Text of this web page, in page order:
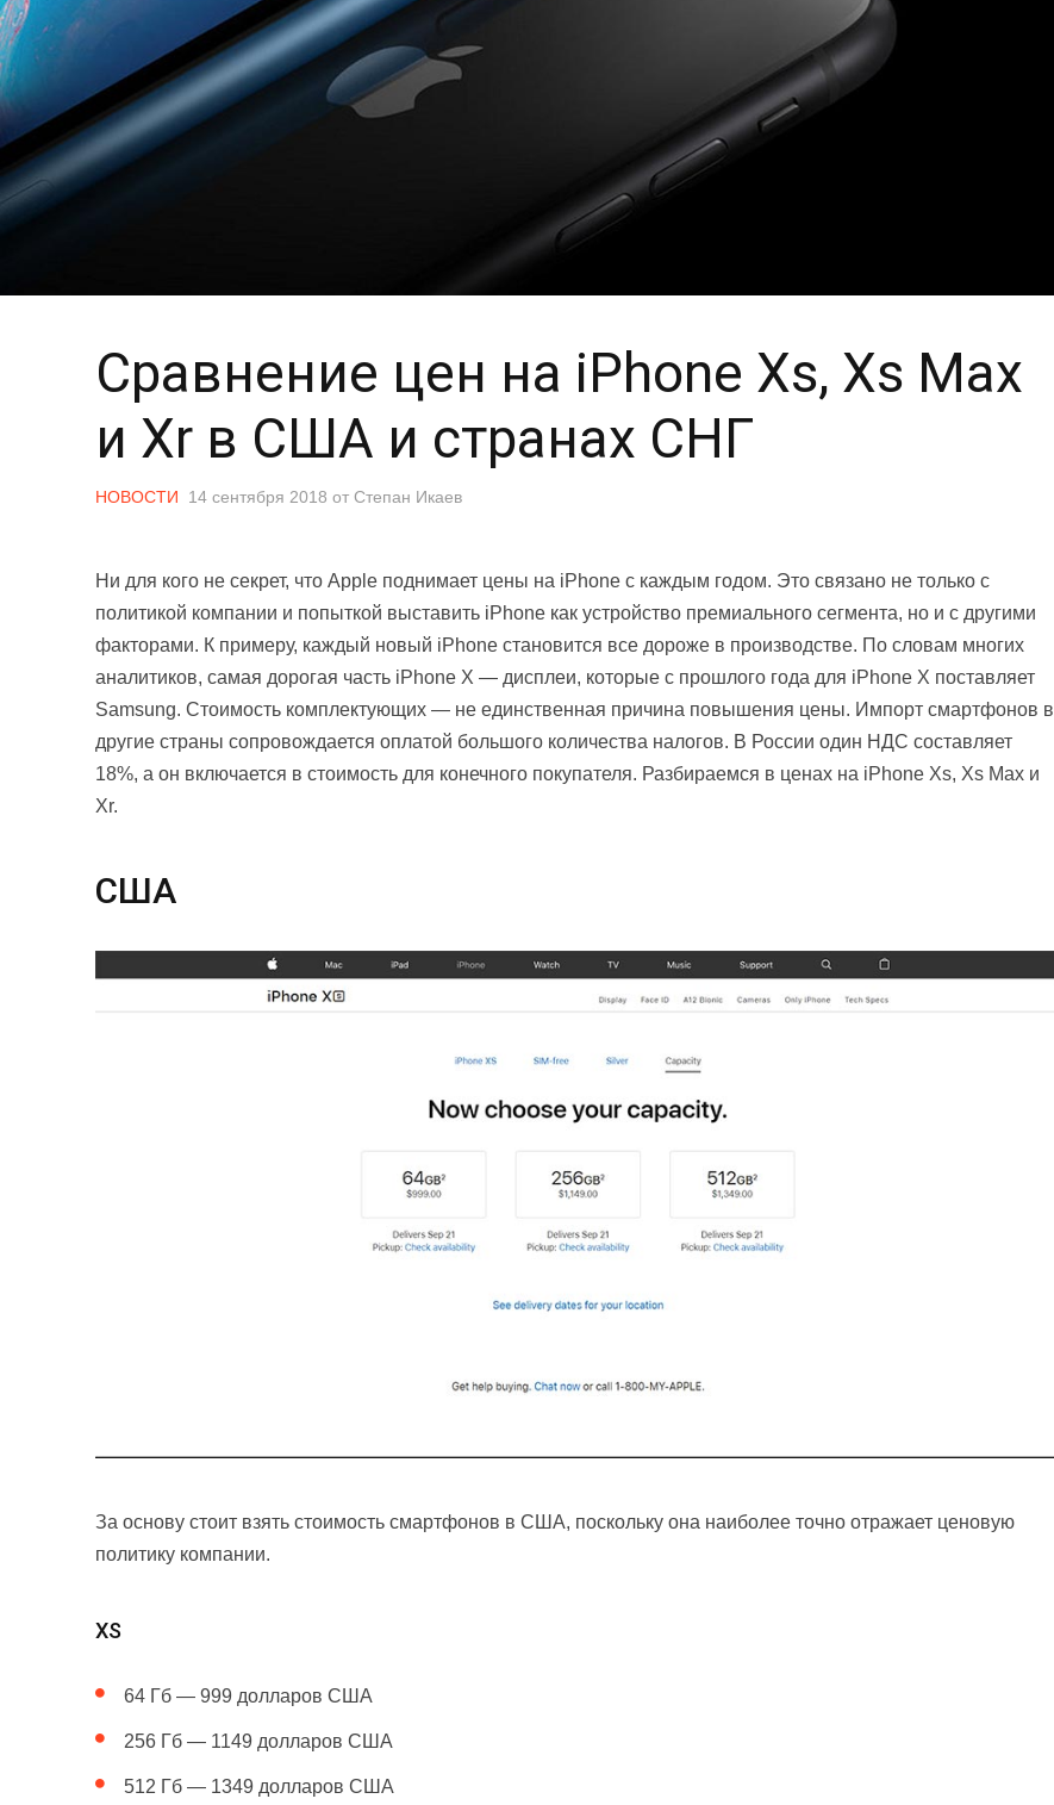
Сравнение цен на iPhone Xs, Xs Max
и Xr в США и странах СНГ
НОВОСТИ 14 сентября 2018 от Степан Икаев
Ни для кого не секрет, что Apple поднимает цены на iPhone с каждым годом. Это связано не только с
политикой компании и попыткой выставить iPhone как устройство премиального сегмента, но и с другими
факторами. К примеру, каждый новый iPhone становится все дороже в производстве. По словам многих
аналитиков, самая дорогая часть iPhone X — дисплеи, которые с прошлого года для iPhone X поставляет
Samsung. Стоимость комплектующих — не единственная причина повышения цены. Импорт смартфонов в
другие страны сопровождается оплатой большого количества налогов. В России один НДС составляет
18%, а он включается в стоимость для конечного покупателя. Разбираемся в ценах на iPhone Xs, Xs Max и
Xr.
США
За основу стоит взять стоимость смартфонов в США, поскольку она наиболее точно отражает ценовую
политику компании.
XS
64 Гб — 999 долларов США
256 Гб — 1149 долларов США
512 Гб — 1349 долларов США